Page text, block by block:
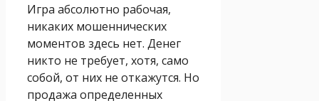
Игра абсолютно рабочая,
никаких мошеннических
моментов здесь нет. Денег
никто не требует, хотя, само
собой, от них не откажутся. Но
продажа определенных